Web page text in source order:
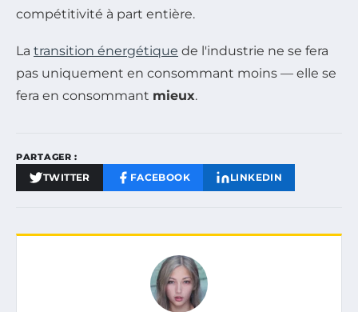
compétitivité à part entière.
La transition énergétique de l'industrie ne se fera
pas uniquement en consommant moins — elle se
fera en consommant mieux.
PARTAGER :
TWITTER FACEBOOK LINKEDIN